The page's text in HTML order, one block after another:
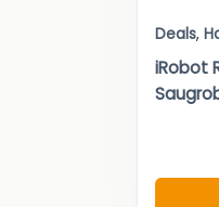
Deals,
iRobot